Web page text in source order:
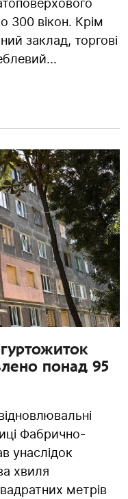
300 вікон. Крім
заклад, торгові
понад 95
Фабрично-
унаслідок
хвиля
метрів